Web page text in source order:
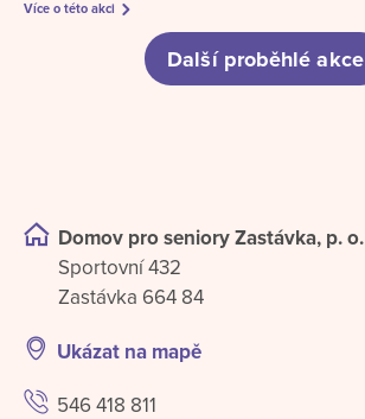
Více o této akci
Další proběhlé akce
Domov pro seniory Zastávka, p. o.
Sportovní 432
Zastávka 664 84
Ukázat na mapě
546 418 811